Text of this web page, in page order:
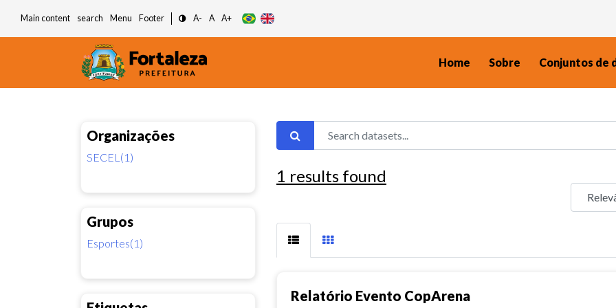
Main content search Menu Footer A- A A+
Home Sobre Conjuntos de
Organizações
SECEL(1)
Grupos
Esportes(1)
1 results found
Relatório Evento CopArena